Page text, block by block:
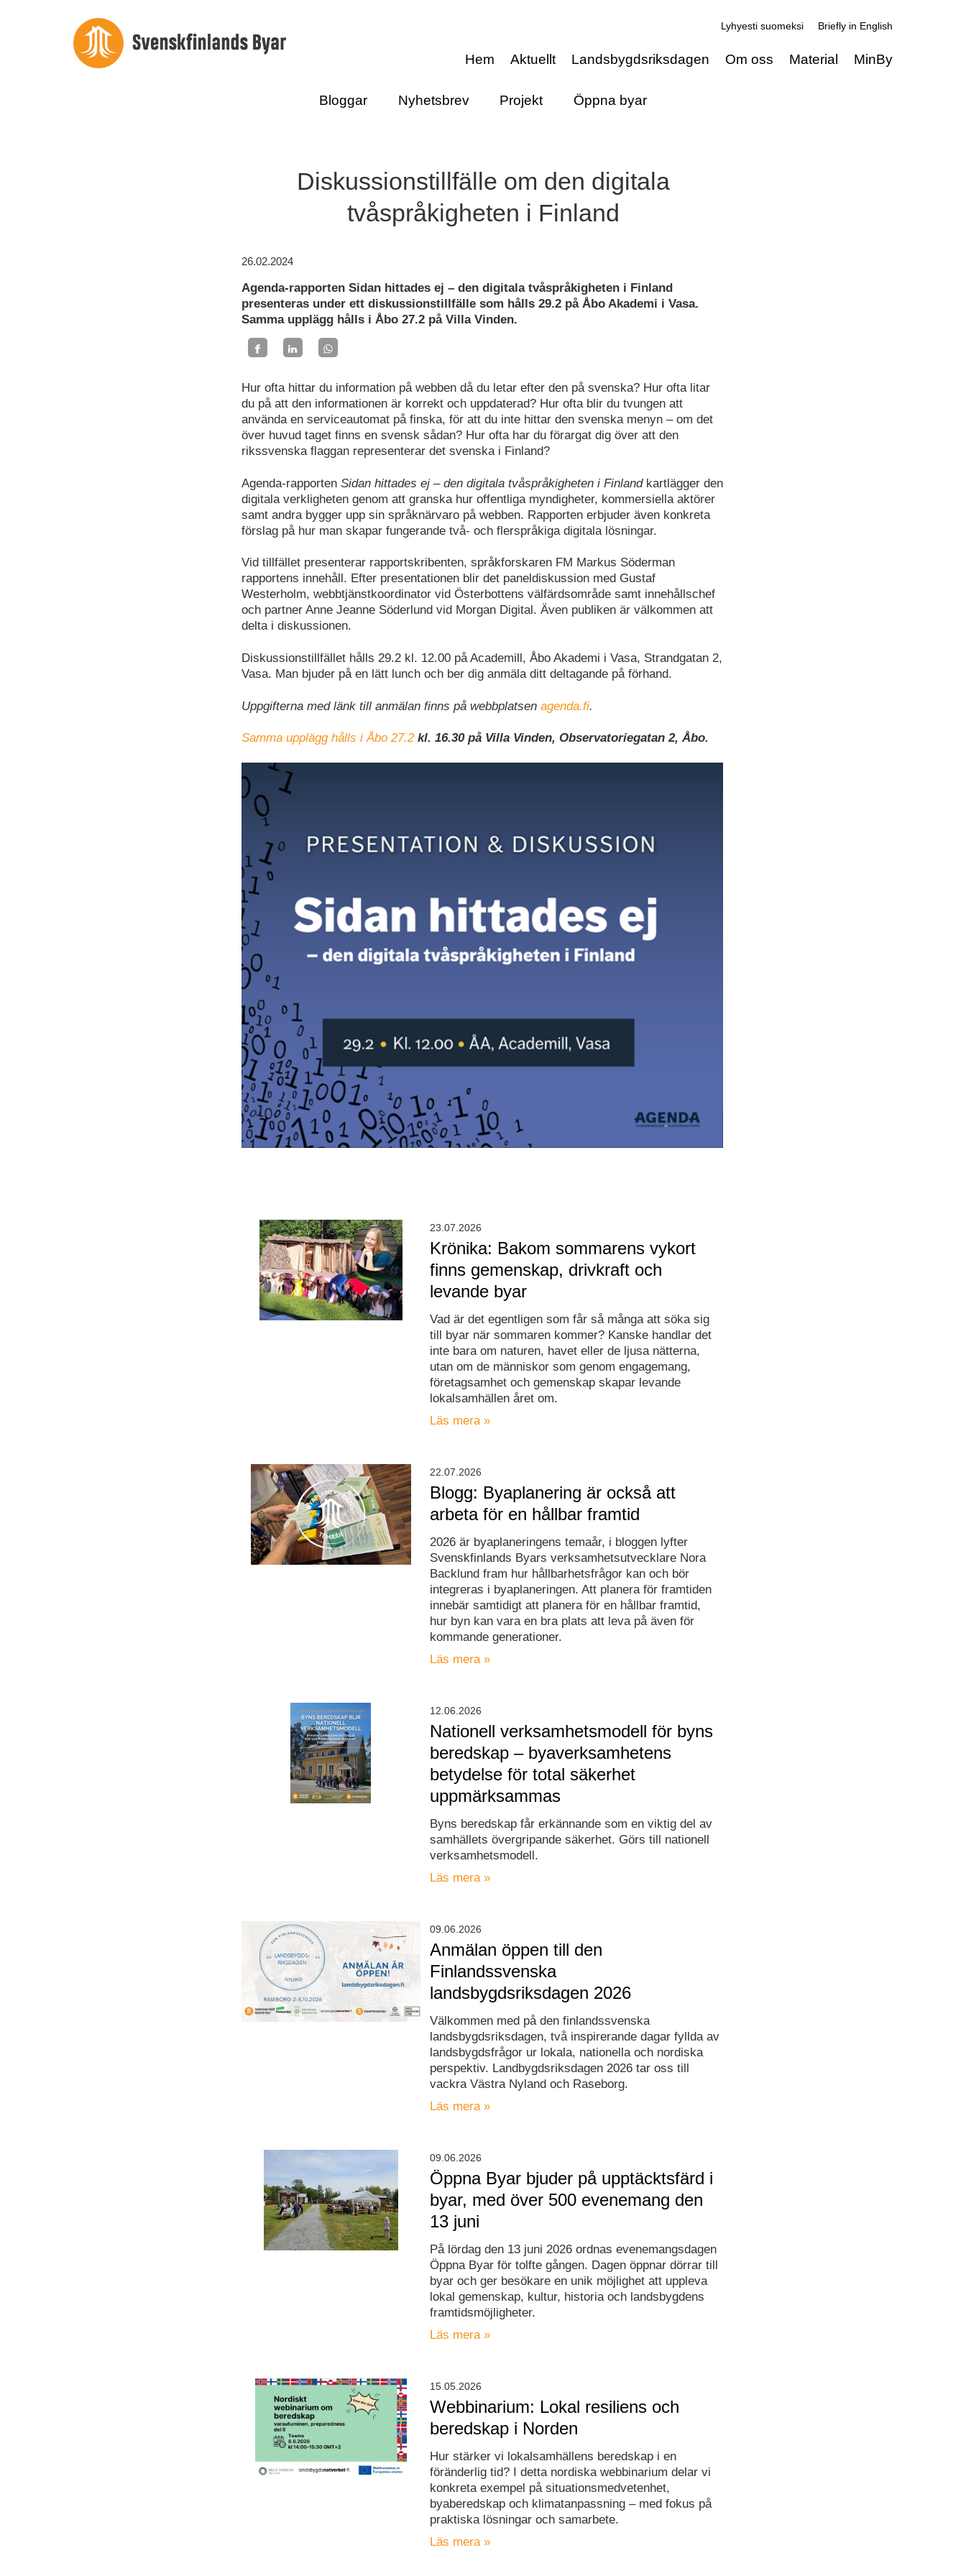
Lyhyesti suomeksi Briefly in English
Hem Aktuellt Landsbygdsriksdagen Om oss Material MinBy
Bloggar Nyhetsbrev Projekt Öppna byar
Diskussionstillfälle om den digitala
tvåspråkigheten i Finland
26.02.2024
Agenda-rapporten Sidan hittades ej – den digitala tvåspråkigheten i Finland
presenteras under ett diskussionstillfälle som hålls 29.2 på Åbo Akademi i Vasa.
Samma upplägg hålls i Åbo 27.2 på Villa Vinden.
Hur ofta hittar du information på webben då du letar efter den på svenska? Hur ofta litar
du på att den informationen är korrekt och uppdaterad? Hur ofta blir du tvungen att
använda en serviceautomat på finska, för att du inte hittar den svenska menyn – om det
över huvud taget finns en svensk sådan? Hur ofta har du förargat dig över att den
rikssvenska flaggan representerar det svenska i Finland?
Agenda-rapporten Sidan hittades ej – den digitala tvåspråkigheten i Finlandkartlägger den
digitala verkligheten genom att granska hur offentliga myndigheter, kommersiella aktörer
samt andra bygger upp sin språknärvaro på webben. Rapporten erbjuder även konkreta
förslag på hur man skapar fungerande två- och flerspråkiga digitala lösningar.
Vid tillfället presenterar rapportskribenten, språkforskaren FM Markus Söderman
rapportens innehåll. Efter presentationen blir det paneldiskussion med Gustaf
Westerholm, webbtjänstkoordinator vid Österbottens välfärdsområde samt innehållschef
och partner Anne Jeanne Söderlund vid Morgan Digital. Även publiken är välkommen att
delta i diskussionen.
Diskussionstillfället hålls 29.2 kl. 12.00 på Academill, Åbo Akademi i Vasa, Strandgatan 2,
Vasa. Man bjuder på en lätt lunch och ber dig anmäla ditt deltagande på förhand.
Uppgifterna med länk till anmälan finns på webbplatsen agenda.fi.
Samma upplägg hålls i Åbo 27.2kl. 16.30 på Villa Vinden, Observatoriegatan 2, Åbo.
Krönika: Bakom sommarens vykort
finns gemenskap, drivkraft och
levande byar
Vad är det egentligen som får så många att söka sig
till byar när sommaren kommer? Kanske handlar det
inte bara om naturen, havet eller de ljusa nätterna,
utan om de människor som genom engagemang,
företagsamhet och gemenskap skapar levande
lokalsamhällen året om.
Läs mera »
23.07.2026
Blogg: Byaplanering är också att
arbeta för en hållbar framtid
2026 är byaplaneringens temaår, i bloggen lyfter
Svenskfinlands Byars verksamhetsutvecklare Nora
Backlund fram hur hållbarhetsfrågor kan och bör
integreras i byaplaneringen. Att planera för framtiden
innebär samtidigt att planera för en hållbar framtid,
hur byn kan vara en bra plats att leva på även för
kommande generationer.
Läs mera »
22.07.2026
Nationell verksamhetsmodell för byns
beredskap – byaverksamhetens
betydelse för total säkerhet
uppmärksammas
Byns beredskap får erkännande som en viktig del av
samhällets övergripande säkerhet. Görs till nationell
verksamhetsmodell.
Läs mera »
12.06.2026
Anmälan öppen till den
Finlandssvenska
landsbygdsriksdagen 2026
Välkommen med på den finlandssvenska
landsbygdsriksdagen, två inspirerande dagar fyllda av
landsbygdsfrågor ur lokala, nationella och nordiska
perspektiv. Landbygdsriksdagen 2026 tar oss till
vackra Västra Nyland och Raseborg.
Läs mera »
09.06.2026
Öppna Byar bjuder på upptäcktsfärd i
byar, med över 500 evenemang den
13 juni
På lördag den 13 juni 2026 ordnas evenemangsdagen
Öppna Byar för tolfte gången. Dagen öppnar dörrar till
byar och ger besökare en unik möjlighet att uppleva
lokal gemenskap, kultur, historia och landsbygdens
framtidsmöjligheter.
Läs mera »
09.06.2026
Webbinarium: Lokal resiliens och
beredskap i Norden
Hur stärker vi lokalsamhällens beredskap i en
föränderlig tid? I detta nordiska webbinarium delar vi
konkreta exempel på situationsmedvetenhet,
byaberedskap och klimatanpassning – med fokus på
praktiska lösningar och samarbete.
Läs mera »
15.05.2026